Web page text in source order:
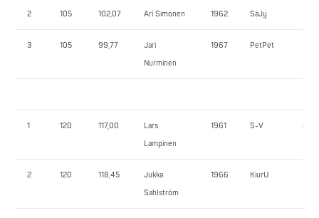
2 105 102,07 Ari Simonen 1962 SaJy
3 105 99,77
Jari
Nurminen
1967 PetPet
1 120 117,00
Lars
Lampinen
1961 S-V
2 120 118,45
Jukka
Sahlström
1966 KiurU